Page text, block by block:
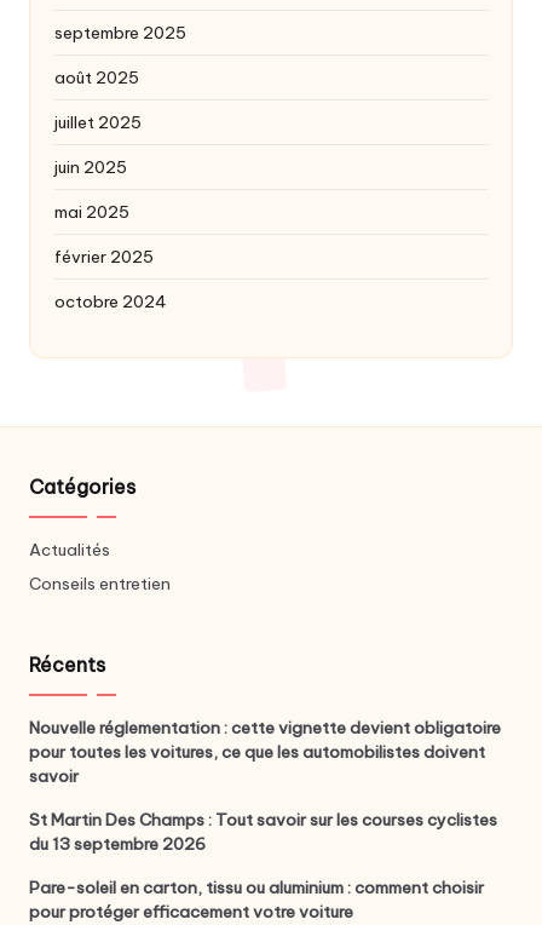
septembre 2025
août 2025
juillet 2025
juin 2025
mai 2025
février 2025
octobre 2024
Catégories
Actualités
Conseils entretien
Récents
Nouvelle réglementation : cette vignette devient obligatoire
pour toutes les voitures, ce que les automobilistes doivent
savoir
St Martin Des Champs : Tout savoir sur les courses cyclistes
du 13 septembre 2026
Pare-soleil en carton, tissu ou aluminium : comment choisir
pour protéger efficacement votre voiture